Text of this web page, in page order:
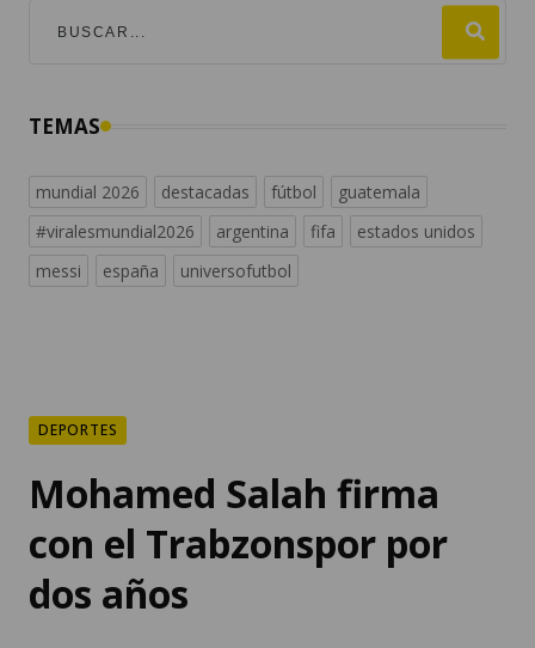
TEMAS
mundial 2026 destacadas fútbol
guatemala
#viralesmundial2026
argentina fifa
estados unidos
messi
españa universofutbol
DEPORTES
Mohamed Salah firma
con el Trabzonspor por
dos años